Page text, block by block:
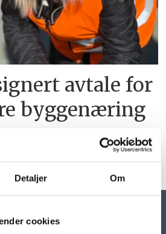
Detaljer Om
cookies
avtale for
byggenæring